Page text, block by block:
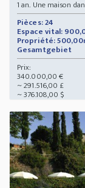
1 an. Une maison
Pièces: 24
Espace vital:
Propriété:
Gesamtgebiet
Prix:
340.000,00 €
~ 291.516,00 £
~ 376.108,00 $